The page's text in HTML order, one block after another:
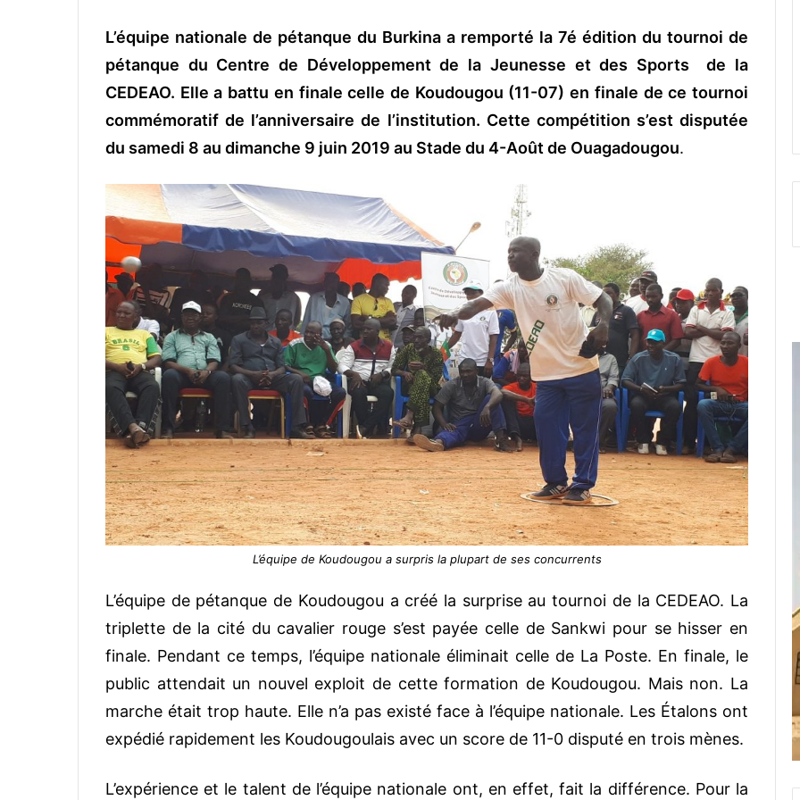
L’équipe nationale de pétanque du Burkina a remporté la 7é édition du tournoi de
pétanque du Centre de Développement de la Jeunesse et des Sports de la
CEDEAO. Elle a battu en finale celle de Koudougou (11-07) en finale de ce tournoi
commémoratif de l’anniversaire de l’institution. Cette compétition s’est disputée
du samedi 8 au dimanche 9 juin 2019 au Stade du 4-Août de Ouagadougou.
L’équipe de Koudougou a surpris la plupart de ses concurrents
L’équipe de pétanque de Koudougou a créé la surprise au tournoi de la CEDEAO. La
triplette de la cité du cavalier rouge s’est payée celle de Sankwi pour se hisser en
finale. Pendant ce temps, l’équipe nationale éliminait celle de La Poste. En finale, le
public attendait un nouvel exploit de cette formation de Koudougou. Mais non. La
marche était trop haute. Elle n’a pas existé face à l’équipe nationale. Les Étalons ont
expédié rapidement les Koudougoulais avec un score de 11-0 disputé en trois mènes.
L’expérience et le talent de l’équipe nationale ont, en effet, fait la différence. Pour la